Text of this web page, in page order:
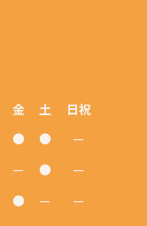
金 土
日祝
● ● ー
ー ● ー
● ー ー